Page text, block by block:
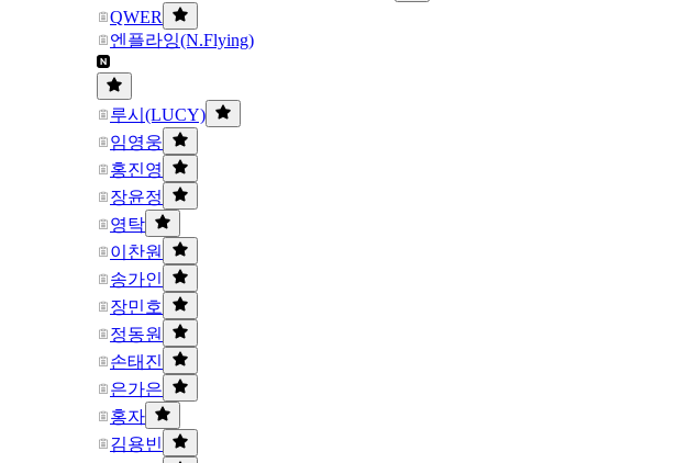
QWER
엔플라잉(N.Flying)
루시(LUCY)
임영웅
홍진영
장윤정
영탁
이찬원
송가인
장민호
정동원
손태진
은가은
홍자
김용빈